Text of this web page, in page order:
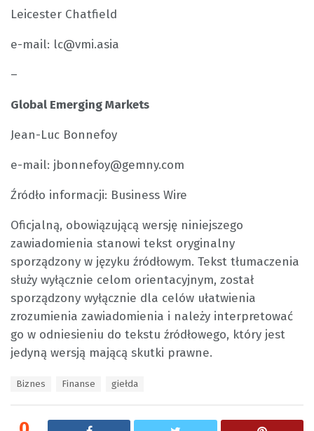
Leicester Chatfield
e-mail: lc@vmi.asia
–
Global Emerging Markets
Jean-Luc Bonnefoy
e-mail: jbonnefoy@gemny.com
Źródło informacji: Business Wire
Oficjalną, obowiązującą wersję niniejszego
zawiadomienia stanowi tekst oryginalny
sporządzony w języku źródłowym. Tekst tłumaczenia
służy wyłącznie celom orientacyjnym, został
sporządzony wyłącznie dla celów ułatwienia
zrozumienia zawiadomienia i należy interpretować
go w odniesieniu do tekstu źródłowego, który jest
jedyną wersją mającą skutki prawne.
Biznes Finanse giełda